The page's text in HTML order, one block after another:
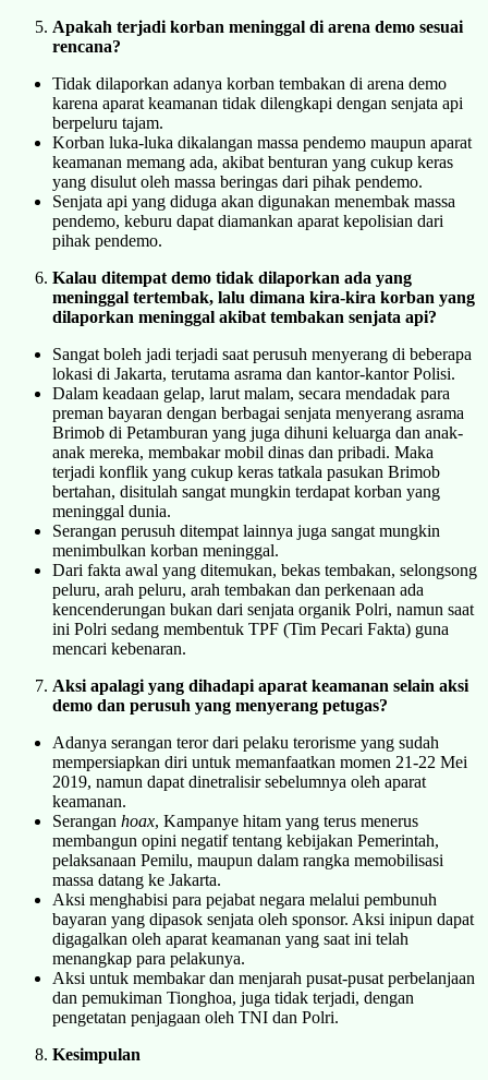
Apakah terjadi korban meninggal di arena demo sesuai
rencana?
Tidak dilaporkan adanya korban tembakan di arena demo
karena aparat keamanan tidak dilengkapi dengan senjata api
berpeluru tajam.
Korban luka-luka dikalangan massa pendemo maupun aparat
keamanan memang ada, akibat benturan yang cukup keras
yang disulut oleh massa beringas dari pihak pendemo.
Senjata api yang diduga akan digunakan menembak massa
pendemo, keburu dapat diamankan aparat kepolisian dari
pihak pendemo.
Kalau ditempat demo tidak dilaporkan ada yang
meninggal tertembak, lalu dimana kira-kira korban yang
dilaporkan meninggal akibat tembakan senjata api?
Sangat boleh jadi terjadi saat perusuh menyerang di beberapa
lokasi di Jakarta, terutama asrama dan kantor-kantor Polisi.
Dalam keadaan gelap, larut malam, secara mendadak para
preman bayaran dengan berbagai senjata menyerang asrama
Brimob di Petamburan yang juga dihuni keluarga dan anak-
anak mereka, membakar mobil dinas dan pribadi. Maka
terjadi konflik yang cukup keras tatkala pasukan Brimob
bertahan, disitulah sangat mungkin terdapat korban yang
meninggal dunia.
Serangan perusuh ditempat lainnya juga sangat mungkin
menimbulkan korban meninggal.
Dari fakta awal yang ditemukan, bekas tembakan, selongsong
peluru, arah peluru, arah tembakan dan perkenaan ada
kencenderungan bukan dari senjata organik Polri, namun saat
ini Polri sedang membentuk TPF (Tim Pecari Fakta) guna
mencari kebenaran.
Aksi apalagi yang dihadapi aparat keamanan selain aksi
demo dan perusuh yang menyerang petugas?
Adanya serangan teror dari pelaku terorisme yang sudah
mempersiapkan diri untuk memanfaatkan momen 21-22 Mei
2019, namun dapat dinetralisir sebelumnya oleh aparat
keamanan.
Serangan hoax, Kampanye hitam yang terus menerus
membangun opini negatif tentang kebijakan Pemerintah,
pelaksanaan Pemilu, maupun dalam rangka memobilisasi
massa datang ke Jakarta.
Aksi menghabisi para pejabat negara melalui pembunuh
bayaran yang dipasok senjata oleh sponsor. Aksi inipun dapat
digagalkan oleh aparat keamanan yang saat ini telah
menangkap para pelakunya.
Aksi untuk membakar dan menjarah pusat-pusat perbelanjaan
dan pemukiman Tionghoa, juga tidak terjadi, dengan
pengetatan penjagaan oleh TNI dan Polri.
Kesimpulan